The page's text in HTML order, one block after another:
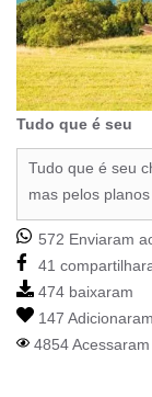
Tudo que é seu
Tudo que é seu
mas pelos planos
572 Enviaram
41
474 baixaram
147
4854